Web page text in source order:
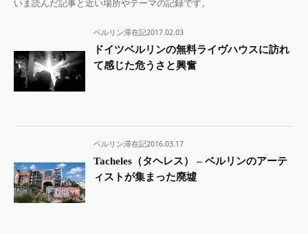
いま読んだ記事と近い場所やテーマの記録です。
ベルリン滞在記2017.02.03
ドイツベルリンの無料ライヴハウスに訪れ
て感じた危うさと興奮
ベルリン滞在記2016.03.17
Tacheles（タヘレス） – ベルリンのアーテ
ィストが集まった廃墟